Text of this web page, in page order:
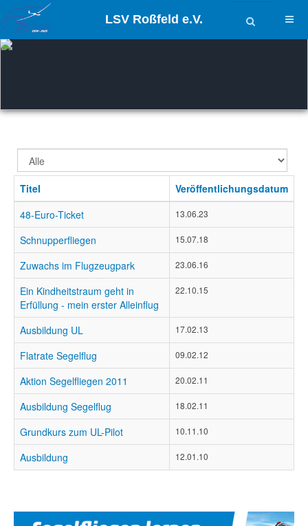
LSV Roßfeld e.V.
Anzeige
#
Titel
Veröffentlichungsdatum
48-Euro-Ticket
13.06.23
Schnupperfliegen 15.07.18
Zuwachs im Flugzeugpark 23.06.16
Ein Kindheitstraum geht in
Erfüllung - mein erster Alleinflug
22.10.15
Ausbildung UL 17.02.13
Flatrate Segelflug 09.02.12
Aktion Segelfliegen 2011 20.02.11
Ausbildung Segelflug 18.02.11
Grundkurs zum UL-Pilot 10.11.10
Ausbildung 12.01.10